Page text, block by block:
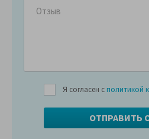
Я согласен с политикой